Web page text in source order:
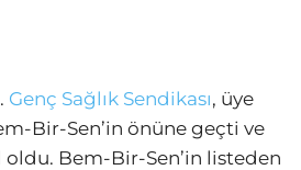
Genç Sağlık Sendikası, üye
Bir-Sen’in önüne geçti ve
oldu. Bem-Bir-Sen’in listeden